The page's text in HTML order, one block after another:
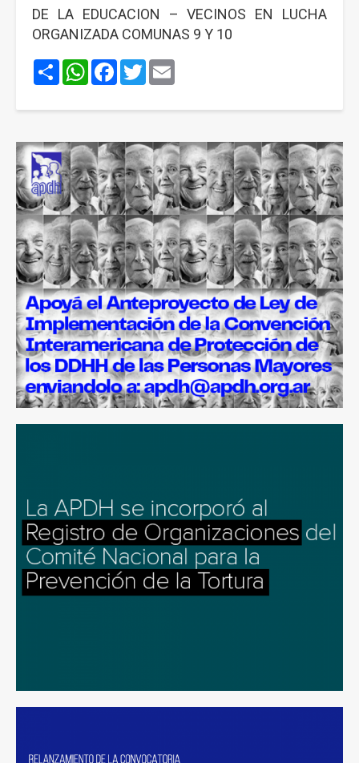
DE LA EDUCACION – VECINOS EN LUCHA
ORGANIZADA COMUNAS 9 Y 10
ShareWhatsApp
Facebook
Twitter